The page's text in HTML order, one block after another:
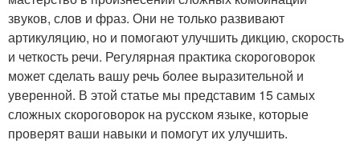
звуков, слов и фраз. Они не только развивают
артикуляцию, но и помогают улучшить дикцию, скорость
и четкость речи. Регулярная практика скороговорок
может сделать вашу речь более выразительной и
уверенной. В этой статье мы представим 15 самых
сложных скороговорок на русском языке, которые
проверят ваши навыки и помогут их улучшить.